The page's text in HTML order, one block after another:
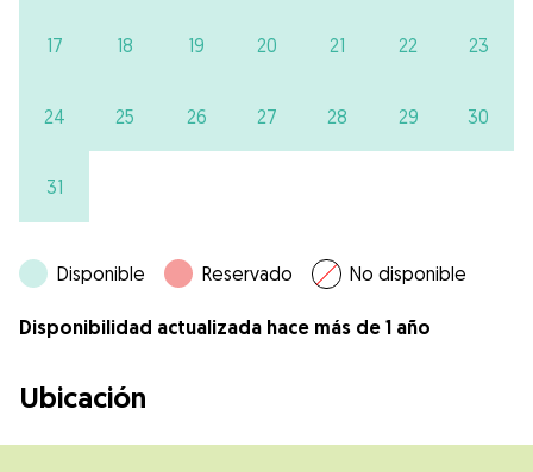
17 18 19 20 21 22 23
24 25 26 27 28 29 30
31
Disponible Reservado No disponible
Disponibilidad actualizada hace más de 1 año
Ubicación